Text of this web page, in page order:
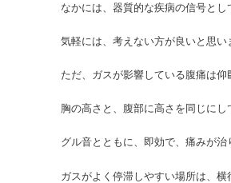
なかには、器質的な疾病の信号と
気軽には、考えない方が良いと思い
ただ、ガスが影響している腹痛は
胸の高さと、腹部に高さを同じに
グル音とともに、即効で、痛みが治
ガスがよく停滞しやすい場所は、横